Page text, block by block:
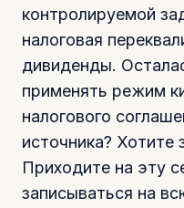
контролируемой
налоговая
дивиденды.
применять режим
налогового
источника? Хотите
Приходите на эту
записываться на